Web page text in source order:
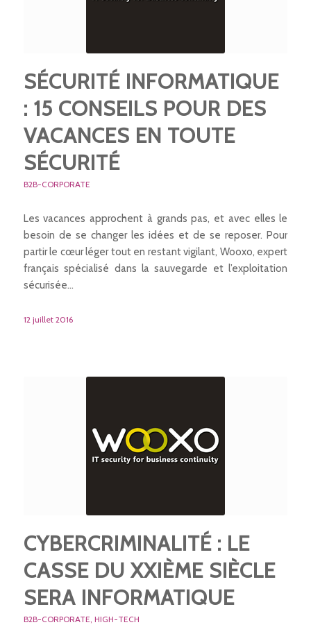
SÉCURITÉ INFORMATIQUE
: 15 CONSEILS POUR DES
VACANCES EN TOUTE
SÉCURITÉ
B2B-CORPORATE
Les vacances approchent à grands pas, et avec elles le
besoin de se changer les idées et de se reposer. Pour
partir le cœur léger tout en restant vigilant, Wooxo, expert
français spécialisé dans la sauvegarde et l’exploitation
sécurisée…
12 juillet 2016
CYBERCRIMINALITÉ : LE
CASSE DU XXIÈME SIÈCLE
SERA INFORMATIQUE
B2B-CORPORATE, HIGH-TECH